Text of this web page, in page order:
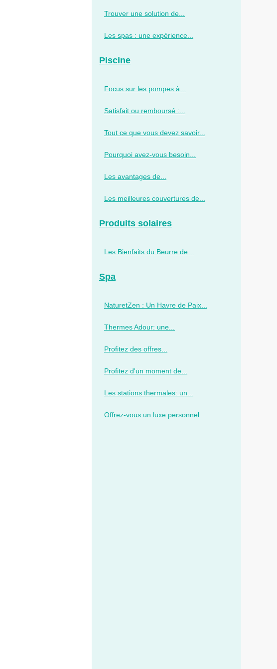
Trouver une solution de...
Les spas : une expérience...
Piscine
Focus sur les pompes à...
Satisfait ou remboursé :...
Tout ce que vous devez savoir...
Pourquoi avez-vous besoin...
Les avantages de...
Les meilleures couvertures de...
Produits solaires
Les Bienfaits du Beurre de...
Spa
NaturetZen : Un Havre de Paix...
Thermes Adour: une...
Profitez des offres...
Profitez d'un moment de...
Les stations thermales: un...
Offrez-vous un luxe personnel...